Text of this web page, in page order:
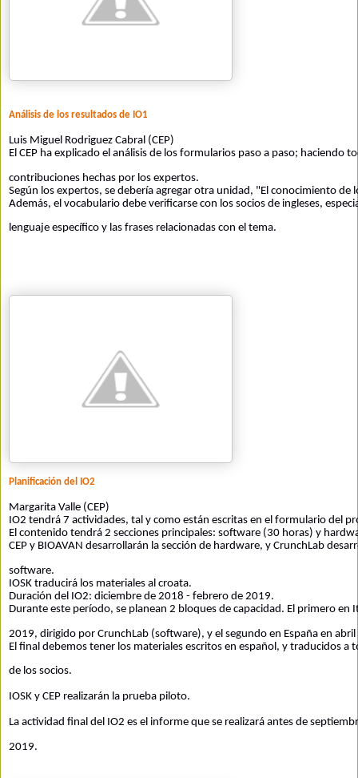
Análisis de los resultados de IO1
Luis Miguel Rodriguez Cabral (CEP)
El CEP ha explicado el análisis de los formularios paso a paso; haciendo
contribuciones hechas por los expertos.
Según los expertos, se debería agregar otra unidad, "El conocimiento de
Además, el vocabulario debe verificarse con los socios de ingleses,
lenguaje específico y las frases relacionadas con el tema.
Planificación del IO2
Margarita Valle (CEP)
IO2 tendrá 7 actividades, tal y como están escritas en el formulario del
El contenido tendrá 2 secciones principales: software (30 horas) y
CEP y BIOAVAN desarrollarán la sección de hardware, y CrunchLab
software.
IOSK traducirá los materiales al croata.
Duración del IO2: diciembre de 2018 - febrero de 2019.
Durante este período, se planean 2 bloques de capacidad. El primero en
2019, dirigido por CrunchLab (software), y el segundo en España en
El final debemos tener los materiales escritos en español, y traducidos a
de los socios.
IOSK y CEP realizarán la prueba piloto.
La actividad final del IO2 es el informe que se realizará antes de
2019.